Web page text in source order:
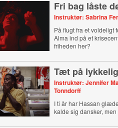
Fri bag låste
Instruktør: Sabrina
På flugt fra et voldeligt
Alma ind på et
friheden her?
Tæt på
Instruktør: Jennifer
Tonndorff
I ti år har Hassan
kalde sig dansker,